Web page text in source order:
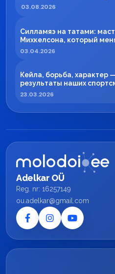
03.08.2026
Силламяэ на татами:
Михкелсона, который
регионе
03.04.2026
Кейла, борьба, характер
результаты наших
23.03.2026
Adelkar OÜ
Reg. nr: 16257149
ou.adelkar@gmail.com